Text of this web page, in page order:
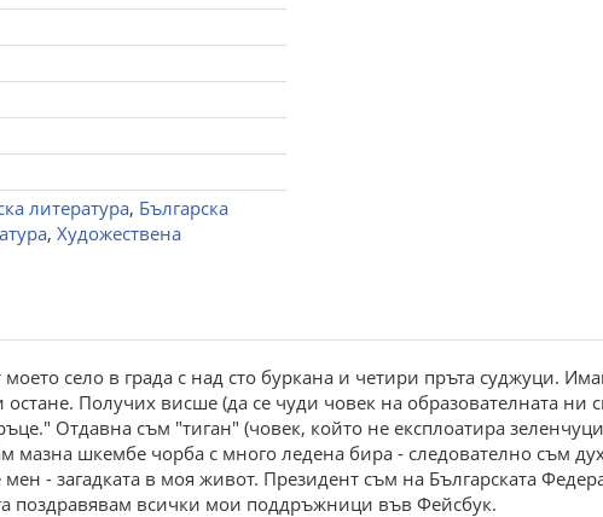
литература, Българска
, Художествена
село в града с над сто буркана и четири пръта суджуци.
Получих висше (да се чуди човек на образователната ни
Отдавна съм "тиган" (човек, който не експлоатира
мазна шкембе чорба с много ледена бира - следователно съм
- загадката в моя живот. Президент съм на Българската
поздравявам всички мои поддръжници във Фейсбук.